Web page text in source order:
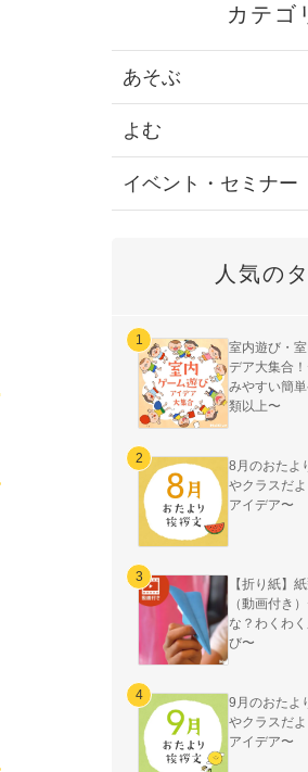
カテゴ
あそぶ
よむ
イベント・セミナー
人気の
室内遊び・
デア大集合
みやすい簡
類以上〜
8月のおたよ
やクラスだ
アイデア〜
【折り紙】
（動画付き
な？わくわ
び〜
9月のおたよ
やクラスだ
アイデア〜